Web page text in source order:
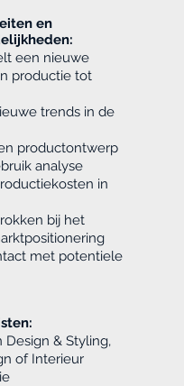
en
een nieuwe
productie tot
trends in de
productontwerp
analyse
in
bij het
met potentiele
Design & Styling,
of Interieur